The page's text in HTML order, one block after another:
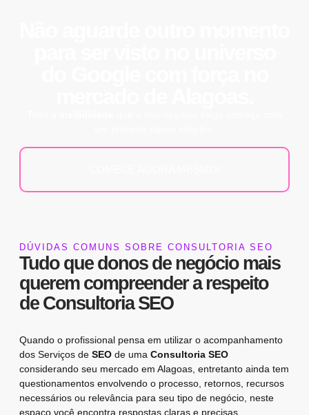
DÚVIDAS COMUNS SOBRE CONSULTORIA SEO
Tudo que donos de negócio mais
querem compreender a respeito
de Consultoria SEO
Quando o profissional pensa em utilizar o acompanhamento
dos Serviços de SEO de uma Consultoria SEO
considerando seu mercado em Alagoas, entretanto ainda tem
questionamentos envolvendo o processo, retornos, recursos
necessários ou relevância para seu tipo de negócio, neste
espaço você encontra respostas claras e precisas.